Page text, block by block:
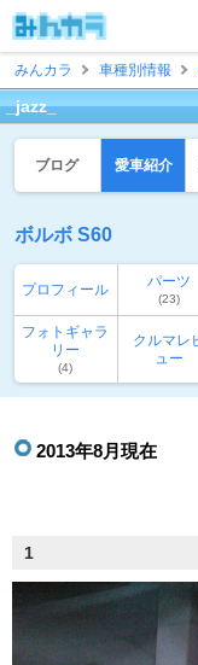
みんカラ
車種別情報
_jazz_
ブログ 愛車紹介
ボルボ S60
プロフィール パーツ
(23)
フォトギャラ
リー
(4)
クルマレ
ュー
2013年8月現在
1